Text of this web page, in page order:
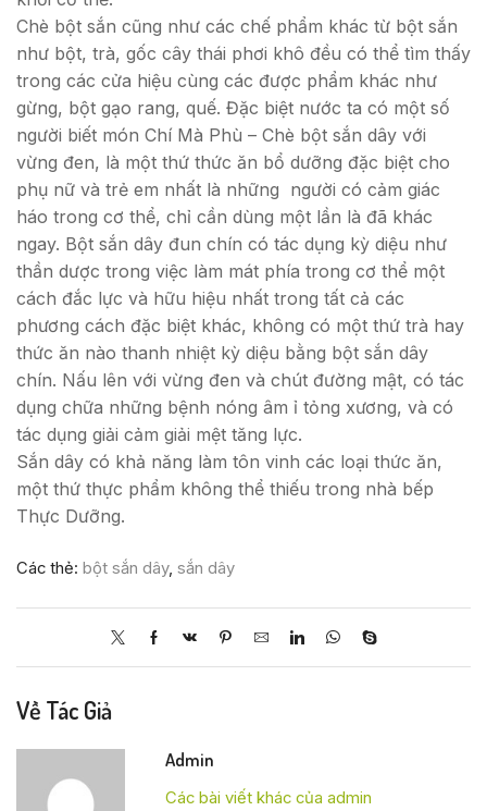
Chè bột sắn cũng như các chế phẩm khác từ bột sắn
như bột, trà, gốc cây thái phơi khô đều có thể tìm thấy
trong các cửa hiệu cùng các được phẩm khác như
gừng, bột gạo rang, quế. Đặc biệt nước ta có một số
người biết món Chí Mà Phù – Chè bột sắn dây với
vừng đen, là một thứ thức ăn bổ dưỡng đặc biệt cho
phụ nữ và trẻ em nhất là những người có cảm giác
háo trong cơ thể, chỉ cần dùng một lần là đã khác
ngay. Bột sắn dây đun chín có tác dụng kỳ diệu như
thần dược trong việc làm mát phía trong cơ thể một
cách đắc lực và hữu hiệu nhất trong tất cả các
phương cách đặc biệt khác, không có một thứ trà hay
thức ăn nào thanh nhiệt kỳ diệu bằng bột sắn dây
chín. Nấu lên với vừng đen và chút đường mật, có tác
dụng chữa những bệnh nóng âm ỉ tỏng xương, và có
tác dụng giải cảm giải mệt tăng lực.
Sắn dây có khả năng làm tôn vinh các loại thức ăn,
một thứ thực phẩm không thể thiếu trong nhà bếp
Thực Dưỡng.
Các thẻ: bột sắn dây, sắn dây
Về Tác Giả
Admin
Các bài viết khác của admin